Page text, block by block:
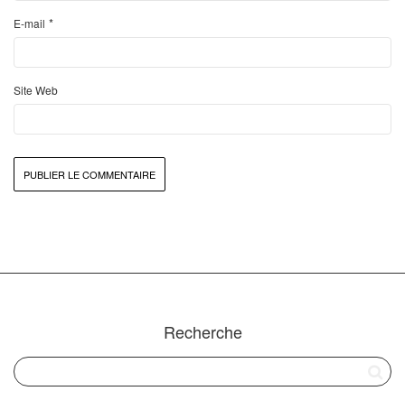
E-mail *
Site Web
Recherche